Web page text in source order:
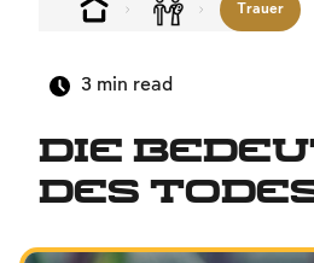
Trauer
Die
des
3 min read